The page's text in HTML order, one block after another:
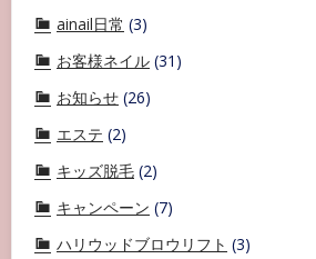
ainail日常 (3)
お客様ネイル (31)
お知らせ (26)
エステ (2)
キッズ脱毛 (2)
キャンペーン (7)
ハリウッドブロウリフト (3)